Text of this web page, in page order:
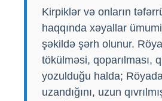
Kirpiklər və onların
haqqında xəyallar
şəkildə şərh olunur.
tökülməsi, qoparılması,
yozulduğu halda;
uzandığını, uzun